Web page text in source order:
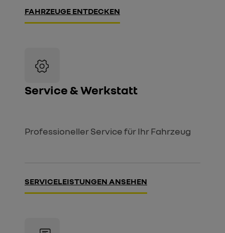
FAHRZEUGE ENTDECKEN
Service & Werkstatt
Professioneller Service für Ihr Fahrzeug
SERVICELEISTUNGEN ANSEHEN